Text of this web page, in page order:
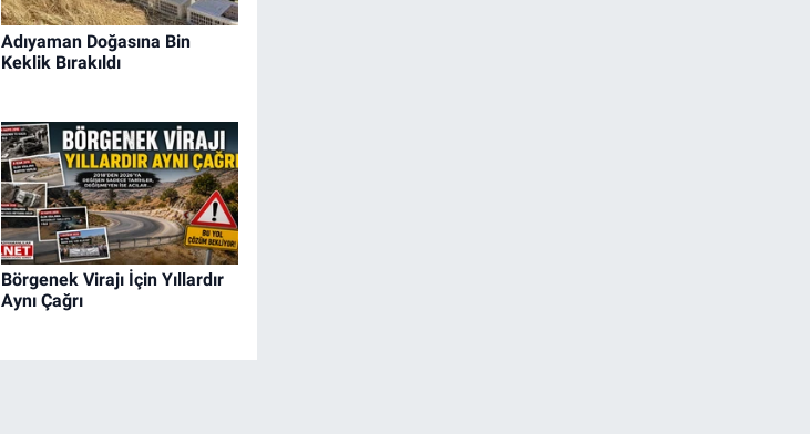
Adıyaman Doğasına Bin
Keklik Bırakıldı
Börgenek Virajı İçin Yıllardır
Aynı Çağrı